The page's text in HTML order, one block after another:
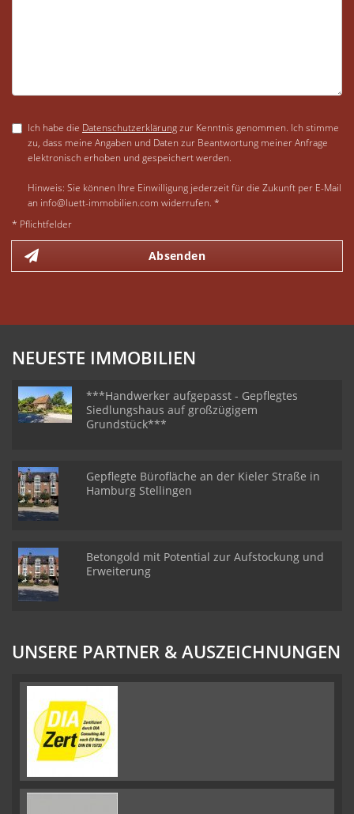
Ich habe die Datenschutzerklärungzur Kenntnis genommen. Ich stimme
zu, dass meine Angaben und Daten zur Beantwortung meiner Anfrage
elektronisch erhoben und gespeichert werden.
Hinweis: Sie können Ihre Einwilligung jederzeit für die Zukunft per E-Mail
an info@luett-immobilien.com widerrufen. *
* Pflichtfelder
Absenden
NEUESTE IMMOBILIEN
***Handwerker aufgepasst - Gepflegtes
Siedlungshaus auf großzügigem
Grundstück***
Gepflegte Bürofläche an der Kieler Straße in
Hamburg Stellingen
Betongold mit Potential zur Aufstockung und
Erweiterung
UNSERE PARTNER & AUSZEICHNUNGEN